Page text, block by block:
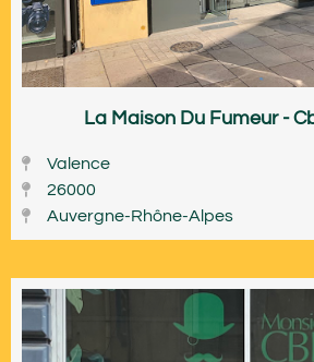
La Maison Du Fumeur -
Valence
26000
Auvergne-Rhône-Alpes